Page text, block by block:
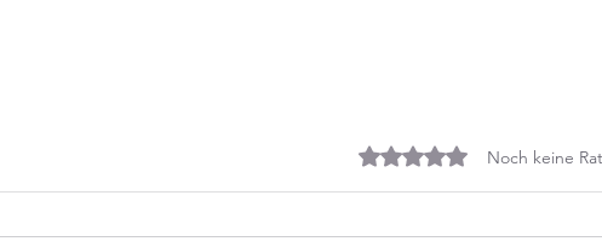
Mit 0 von 5 Sternen
Noch keine